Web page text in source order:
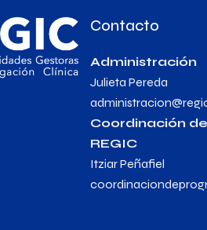
Contacto
Administración
Julieta Pereda
Coordinación
REGIC
Itziar Peñafiel